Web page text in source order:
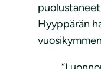
Hyyppärän